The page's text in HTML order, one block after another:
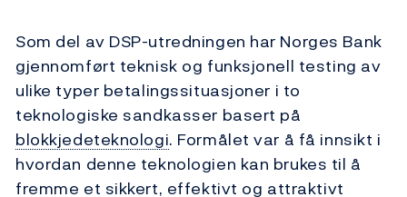
Som del av DSP-utredningen har Norges Bank
gjennomført teknisk og funksjonell testing av
ulike typer betalingssituasjoner i to
teknologiske sandkasser basert på
blokkjedeteknologi. Formålet var å få innsikt i
hvordan denne teknologien kan brukes til å
fremme et sikkert, effektivt og attraktivt